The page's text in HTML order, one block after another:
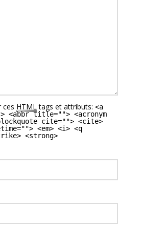
ces HTMLtags et attributs: <a
title=""> <acronym
cite=""> <cite>
<em> <i> <q
<strong>